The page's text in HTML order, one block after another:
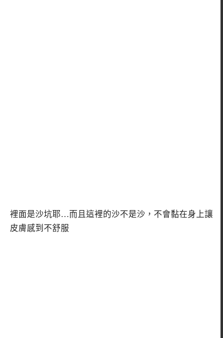
裡面是沙坑耶…而且這裡的沙不是沙，不會黏在身上讓
皮膚感到不舒服